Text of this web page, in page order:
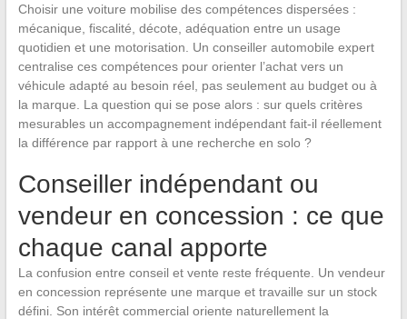
Choisir une voiture mobilise des compétences dispersées :
mécanique, fiscalité, décote, adéquation entre un usage
quotidien et une motorisation. Un conseiller automobile expert
centralise ces compétences pour orienter l’achat vers un
véhicule adapté au besoin réel, pas seulement au budget ou à
la marque. La question qui se pose alors : sur quels critères
mesurables un accompagnement indépendant fait-il réellement
la différence par rapport à une recherche en solo ?
Conseiller indépendant ou
vendeur en concession : ce que
chaque canal apporte
La confusion entre conseil et vente reste fréquente. Un vendeur
en concession représente une marque et travaille sur un stock
défini. Son intérêt commercial oriente naturellement la